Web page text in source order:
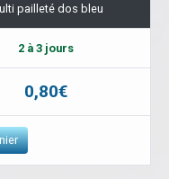
pailleté dos bleu
2 à 3 jours
0,80€